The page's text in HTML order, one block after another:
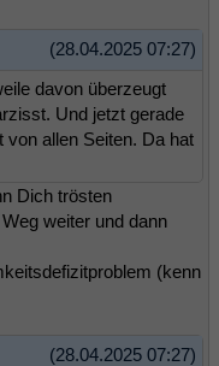
(28.04.2025 07:27)
davon überzeugt
Und jetzt gerade
von allen Seiten. Da hat
Dich trösten
weiter und dann
(kenn
(28.04.2025 07:27)